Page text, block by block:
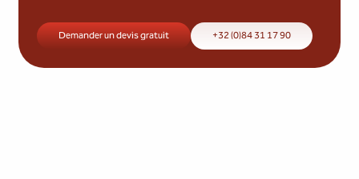
Demander un devis gratuit +32 (0)84 31 17 90